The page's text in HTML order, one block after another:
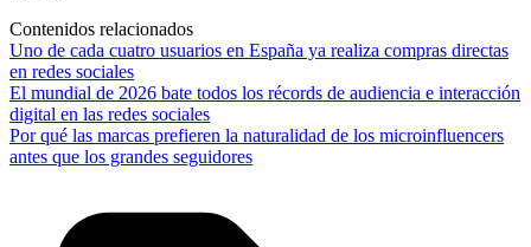
Contenidos relacionados
Uno de cada cuatro usuarios en España ya realiza compras directas
en redes sociales
El mundial de 2026 bate todos los récords de audiencia e interacción
digital en las redes sociales
Por qué las marcas prefieren la naturalidad de los microinfluencers
antes que los grandes seguidores